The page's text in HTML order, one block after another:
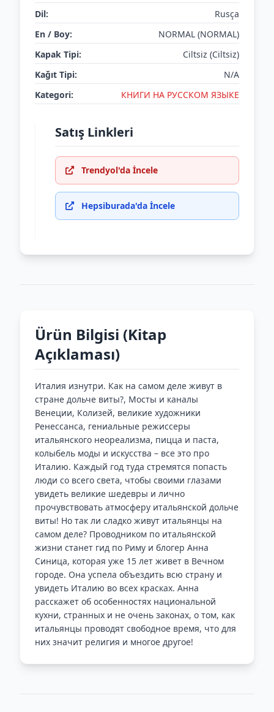
Dil:
Rusça
En / Boy:
NORMAL (NORMAL)
Kapak Tipi:
Ciltsiz (Ciltsiz)
Kağıt Tipi:
N/A
Kategori:
КНИГИ НА РУССКОМ ЯЗЫКЕ
Satış Linkleri
Trendyol'da İncele
Hepsiburada'da İncele
Ürün Bilgisi (Kitap
Açıklaması)
Италия изнутри. Как на самом деле живут в
стране дольче виты?, Мосты и каналы
Венеции, Колизей, великие художники
Ренессанса, гениальные режиссеры
итальянского неореализма, пицца и паста,
колыбель моды и искусства – все это про
Италию. Каждый год туда стремятся попасть
люди со всего света, чтобы своими глазами
увидеть великие шедевры и лично
прочувствовать атмосферу итальянской дольче
виты! Но так ли сладко живут итальянцы на
самом деле? Проводником по итальянской
жизни станет гид по Риму и блогер Анна
Синица, которая уже 15 лет живет в Вечном
городе. Она успела объездить всю страну и
увидеть Италию во всех красках. Анна
расскажет об особенностях национальной
кухни, странных и не очень законах, о том, как
итальянцы проводят свободное время, что для
них значит религия и многое другое!